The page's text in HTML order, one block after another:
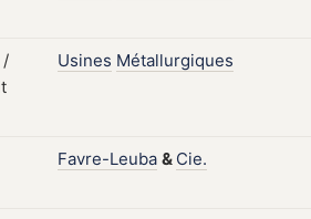
Usines Métallurgiques
Favre-Leuba & Cie.